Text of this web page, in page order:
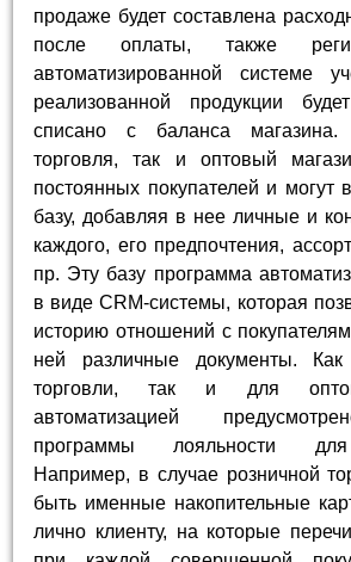
продаже будет составлена
после оплаты, также
автоматизированной системе
реализованной продукции
списано с баланса магазина.
торговля, так и оптовый
постоянных покупателей и могут
базу, добавляя в нее личные и
каждого, его предпочтения,
пр. Эту базу программа
в виде CRM-системы, которая
историю отношений с
ней различные документы.
торговли, так и для
автоматизацией
программы лояльности для
Например, в случае розничной
быть именные накопительные
лично клиенту, на которые